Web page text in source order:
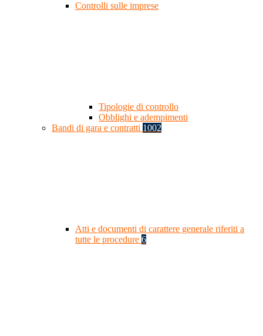
Controlli sulle imprese
Tipologie di controllo
Obblighi e adempimenti
Bandi di gara e contratti 1002
Atti e documenti di carattere generale riferiti a
tutte le procedure 6